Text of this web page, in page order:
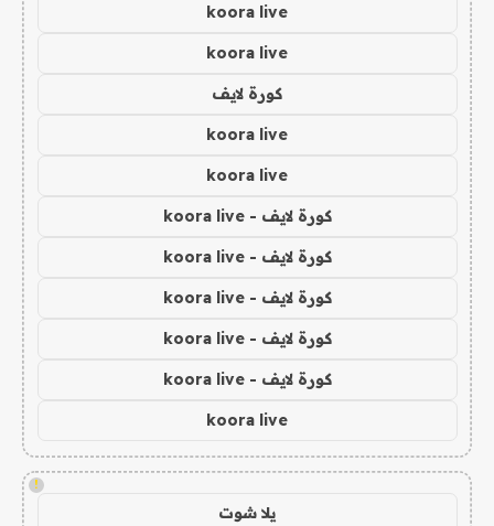
koora live
koora live
كورة لايف
koora live
koora live
كورة لايف - koora live
كورة لايف - koora live
كورة لايف - koora live
كورة لايف - koora live
كورة لايف - koora live
koora live
!
يلا شوت